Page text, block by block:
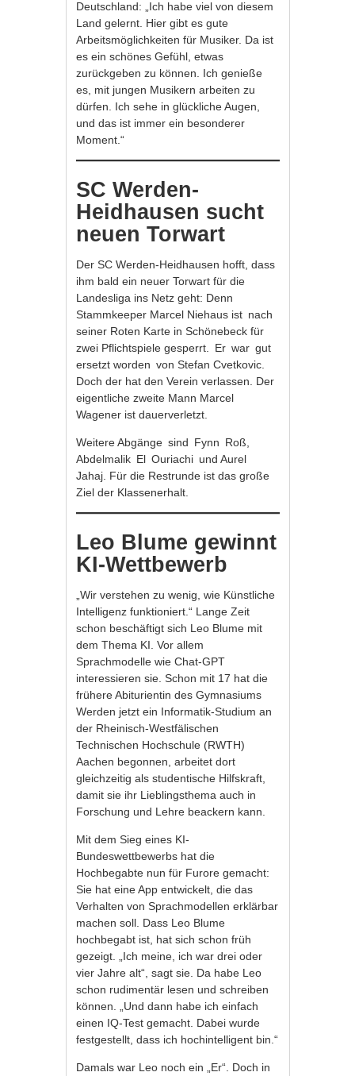
Deutschland: „Ich habe viel von diesem
Land gelernt. Hier gibt es gute
Arbeitsmöglichkeiten für Musiker. Da ist
es ein schönes Gefühl, etwas
zurückgeben zu können. Ich genieße
es, mit jungen Musikern arbeiten zu
dürfen. Ich sehe in glückliche Augen,
und das ist immer ein besonderer
Moment.“
SC Werden-
Heidhausen sucht
neuen Torwart
Der SC Werden-Heidhausen hofft, dass
ihm bald ein neuer Torwart für die
Landesliga ins Netz geht: Denn
Stammkeeper Marcel Niehaus ist nach
seiner Roten Karte in Schönebeck für
zwei Pflichtspiele gesperrt. Er war gut
ersetzt worden von Stefan Cvetkovic.
Doch der hat den Verein verlassen. Der
eigentliche zweite Mann Marcel
Wagener ist dauerverletzt.
Weitere Abgänge sind Fynn Roß,
Abdelmalik El Ouriachi und Aurel
Jahaj. Für die Restrunde ist das große
Ziel der Klassenerhalt.
Leo Blume gewinnt
KI-Wettbewerb
„Wir verstehen zu wenig, wie Künstliche
Intelligenz funktioniert.“ Lange Zeit
schon beschäftigt sich Leo Blume mit
dem Thema KI. Vor allem
Sprachmodelle wie Chat-GPT
interessieren sie. Schon mit 17 hat die
frühere Abiturientin des Gymnasiums
Werden jetzt ein Informatik-Studium an
der Rheinisch-Westfälischen
Technischen Hochschule (RWTH)
Aachen begonnen, arbeitet dort
gleichzeitig als studentische Hilfskraft,
damit sie ihr Lieblingsthema auch in
Forschung und Lehre beackern kann.
Mit dem Sieg eines KI-
Bundeswettbewerbs hat die
Hochbegabte nun für Furore gemacht:
Sie hat eine App entwickelt, die das
Verhalten von Sprachmodellen erklärbar
machen soll. Dass Leo Blume
hochbegabt ist, hat sich schon früh
gezeigt. „Ich meine, ich war drei oder
vier Jahre alt“, sagt sie. Da habe Leo
schon rudimentär lesen und schreiben
können. „Und dann habe ich einfach
einen IQ-Test gemacht. Dabei wurde
festgestellt, dass ich hochintelligent bin.“
Damals war Leo noch ein „Er“. Doch in